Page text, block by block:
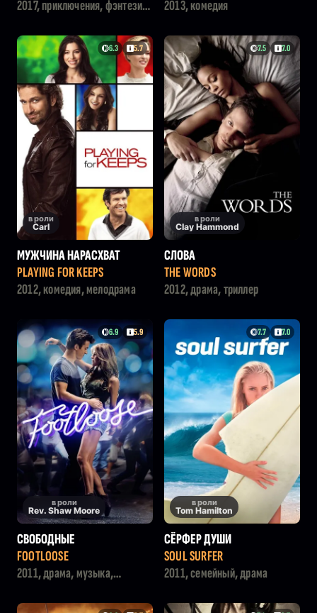
2017, приключения, фэнтези,
2013, комедия
6.3 5.7
в роли
Carl
МУЖЧИНА НАРАСХВАТ
PLAYING FOR KEEPS
2012, комедия, мелодрама
7.5 7.0
в роли
Clay Hammond
СЛОВА
THE WORDS
2012, драма, триллер
6.9 5.9
в роли
Rev. Shaw Moore
СВОБОДНЫЕ
FOOTLOOSE
2011, драма, музыка,
7.7 7.0
в роли
Tom Hamilton
СЁРФЕР ДУШИ
SOUL SURFER
2011, семейный, драма